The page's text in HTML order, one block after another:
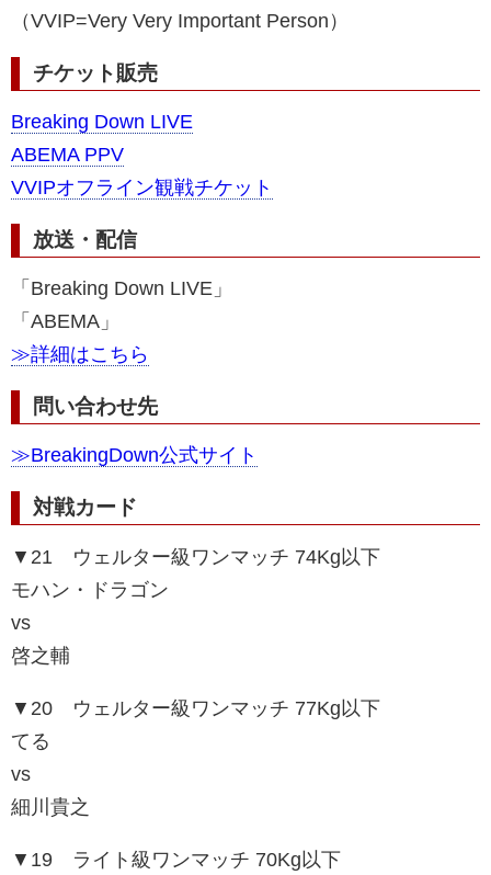
（VVIP=Very Very Important Person）
チケット販売
Breaking Down LIVE
ABEMA PPV
VVIPオフライン観戦チケット
放送・配信
「Breaking Down LIVE」
「ABEMA」
≫詳細はこちら
問い合わせ先
≫BreakingDown公式サイト
対戦カード
▼21 ウェルター級ワンマッチ 74Kg以下
モハン・ドラゴン
vs
啓之輔
▼20 ウェルター級ワンマッチ 77Kg以下
てる
vs
細川貴之
▼19 ライト級ワンマッチ 70Kg以下